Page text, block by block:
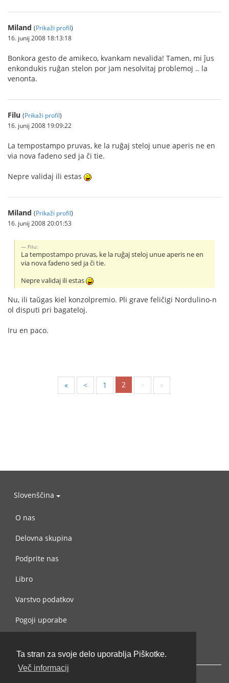
Ta stran za svoje delo uporablja Piškotke.
Več informacij
Miland (Prikaži profil)
16. junij 2008 18:13:18
Bonkora gesto de amikeco, kvankam nevalida! Tamen, mi ĵus
enkondukis ruĝan stelon por jam nesolvitaj problemoj .. la
venonta.
Filu (Prikaži profil)
16. junij 2008 19:09:22
La tempostampo pruvas, ke la ruĝaj steloj unue aperis ne en
via nova fadeno sed ja ĉi tie.
Nepre validaj ili estas
Miland (Prikaži profil)
16. junij 2008 20:01:53
Filu:
La tempostampo pruvas, ke la ruĝaj steloj unue aperis ne en
via nova fadeno sed ja ĉi tie.
Nepre validaj ili estas
Nu, ili taŭgas kiel konzolpremio. Pli grave feliĉigi Nordulino-n
ol disputi pri bagateloj.
Iru en paco.
« < 1 2 > »
Slovenščina
O nas
Delovna skupina
Podprite nas
Libro
Varstvo podatkov
Pogoji uporabe